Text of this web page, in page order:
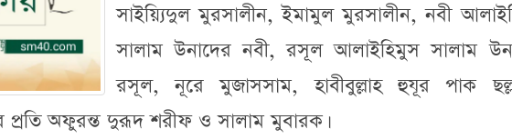
সাইয়্যিদুল মুরসালীন, ইমামুল মুরসালীন, নবী
সালাম উনাদের নবী, রসূল আলাইহিমুস সালাম
রসূল, নূরে মুজাসসাম, হাবীবুল্লাহ হুযূর পাক
প্রতি অফুরন্ত দুরূদ শরীফ ও সালাম মুবারক।